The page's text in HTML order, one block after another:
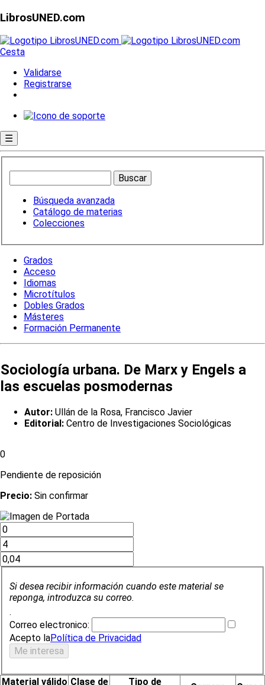
LibrosUNED.com
Cesta
Validarse
Registrarse
☰
Búsqueda avanzada
Catálogo de materias
Colecciones
Grados
Acceso
Idiomas
Microtítulos
Dobles Grados
Másteres
Formación Permanente
Sociología urbana. De Marx y Engels a
las escuelas posmodernas
Autor: Ullán de la Rosa, Francisco Javier
Editorial: Centro de Investigaciones Sociológicas
0
Pendiente de reposición
Precio: Sin confirmar
Si desea recibir información cuando este material se
reponga, introduzca su correo.
.
Correo electronico:
Acepto laPolítica de Privacidad
Material válido Clase de
Tipo de